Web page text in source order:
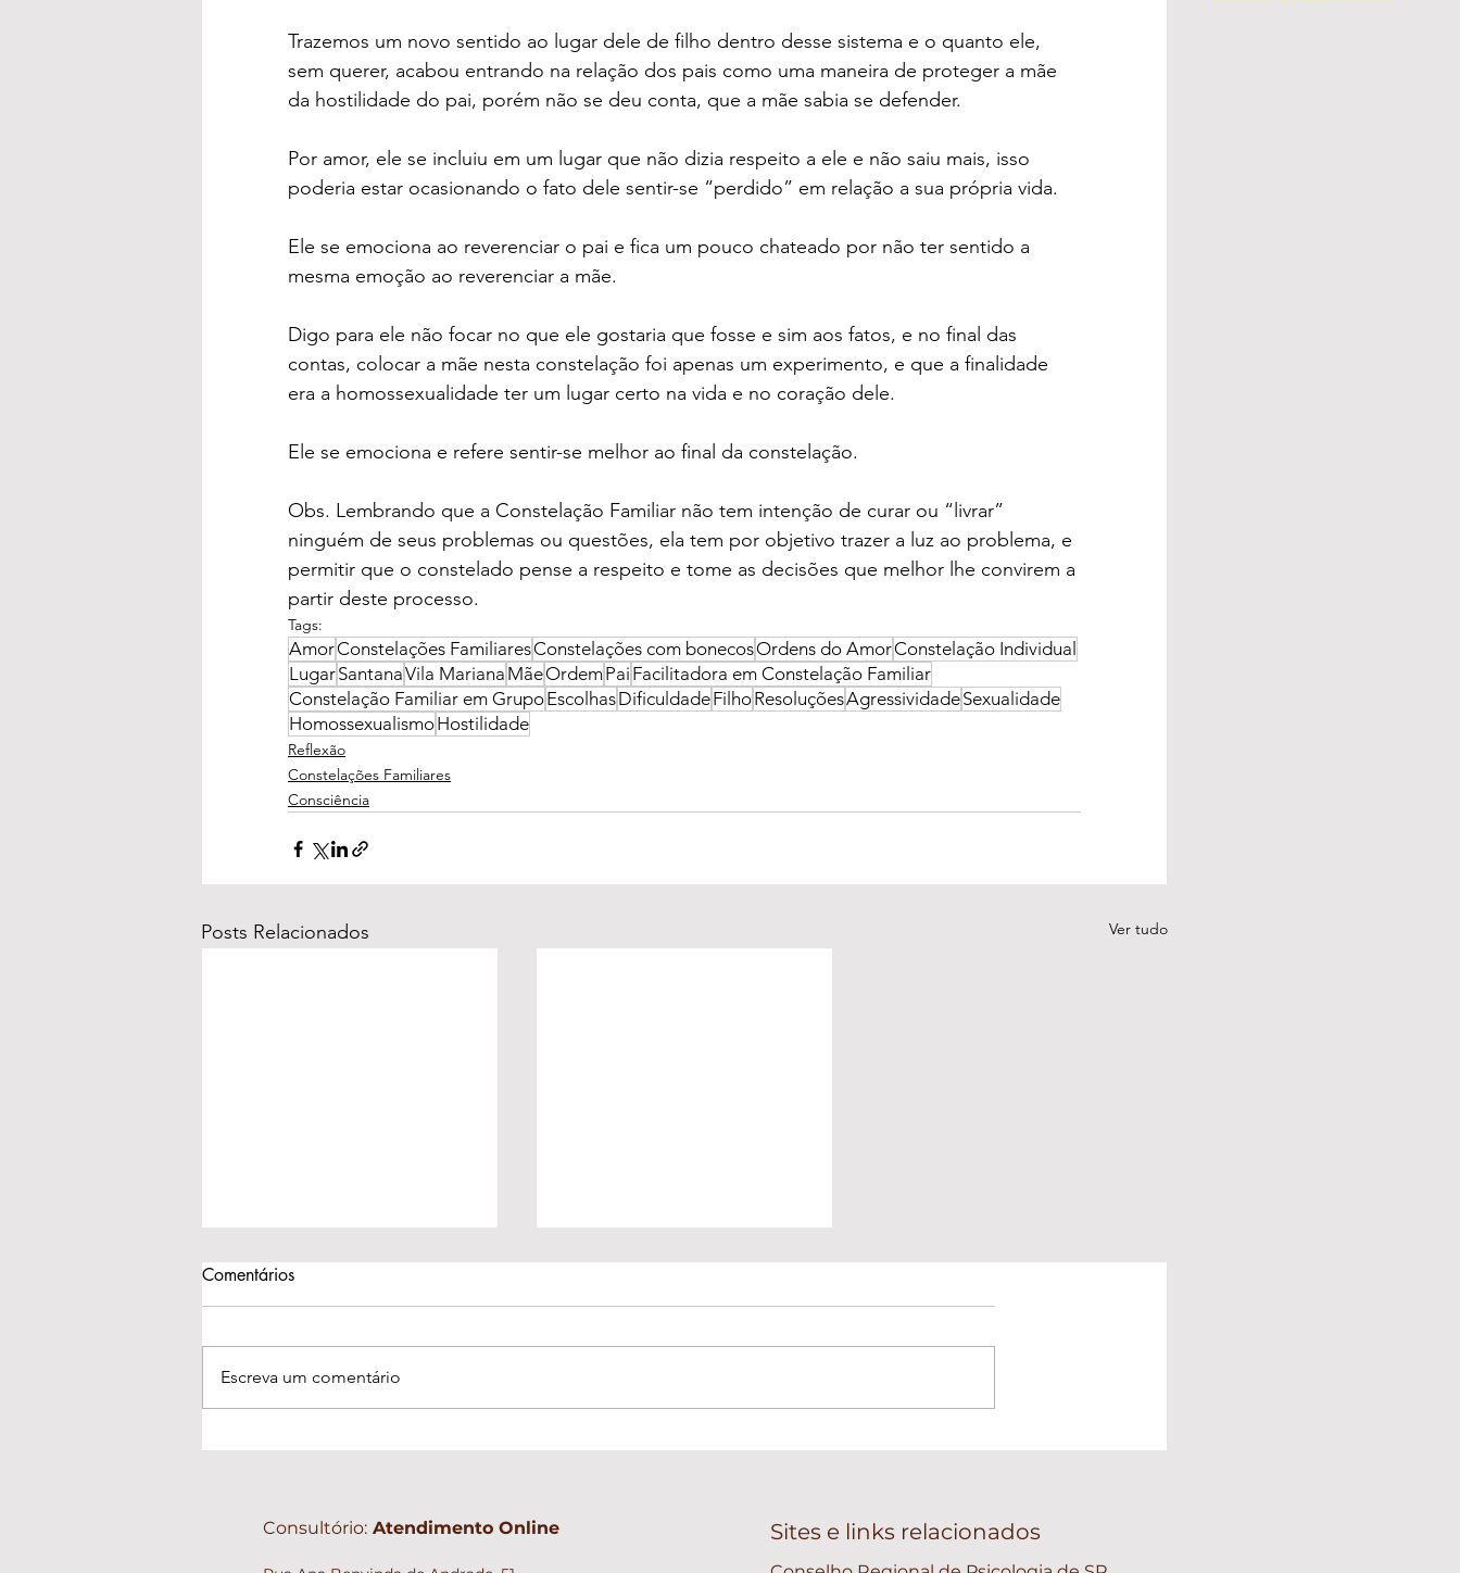
Trazemos um novo sentido ao lugar dele de filho dentro desse sistema e o quanto ele,
sem querer, acabou entrando na relação dos pais como uma maneira de proteger a mãe
da hostilidade do pai, porém não se deu conta, que a mãe sabia se defender.
Por amor, ele se incluiu em um lugar que não dizia respeito a ele e não saiu mais, isso
poderia estar ocasionando o fato dele sentir-se “perdido” em relação a sua própria vida.
Ele se emociona ao reverenciar o pai e fica um pouco chateado por não ter sentido a
mesma emoção ao reverenciar a mãe.
Digo para ele não focar no que ele gostaria que fosse e sim aos fatos, e no final das
contas, colocar a mãe nesta constelação foi apenas um experimento, e que a finalidade
era a homossexualidade ter um lugar certo na vida e no coração dele.
Ele se emociona e refere sentir-se melhor ao final da constelação.
Obs. Lembrando que a Constelação Familiar não tem intenção de curar ou “livrar”
ninguém de seus problemas ou questões, ela tem por objetivo trazer a luz ao problema, e
permitir que o constelado pense a respeito e tome as decisões que melhor lhe convirem a
partir deste processo.
Tags:
AmorConstelações FamiliaresConstelações com bonecosOrdens do AmorConstelação Individual
LugarSantanaVila Mariana MãeOrdemPai Facilitadora em Constelação Familiar
Constelação Familiar em GrupoEscolhasDificuldadeFilhoResoluçõesAgressividadeSexualidade
HomossexualismoHostilidade
Reflexão
Constelações Familiares
Consciência
Posts Relacionados Ver tudo
ficaram no passado
a diferença e quando
Comentários
Escreva um comentário
Consultório: Atendimento Online Sites e links relacionados